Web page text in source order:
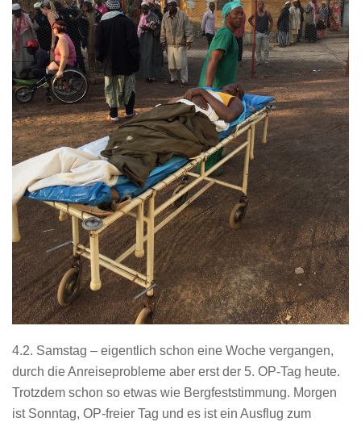
4.2. Samstag – eigentlich schon eine Woche vergangen,
durch die Anreiseprobleme aber erst der 5. OP-Tag heute.
Trotzdem schon so etwas wie Bergfeststimmung. Morgen
ist Sonntag, OP-freier Tag und es ist ein Ausflug zum